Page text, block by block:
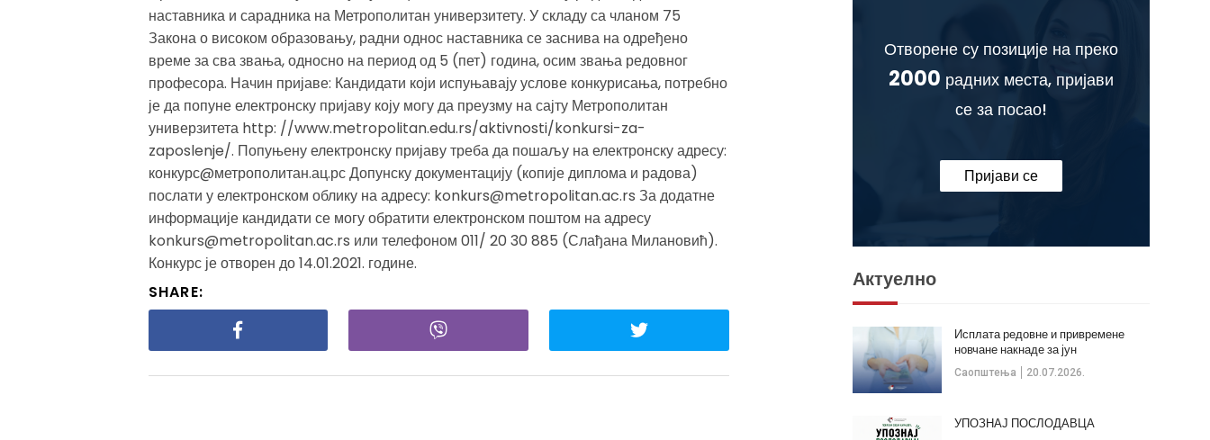
наставника и сарадника на Метрополитан универзитету. У складу са чланом 75
Закона о високом образовању, радни однос наставника се заснива на одређено
време за сва звања, односно на период од 5 (пет) година, осим звања редовног
професора. Начин пријаве: Кандидати који испуњавају услове конкурисања, потребно
је да попуне електронску пријаву коју могу да преузму на сајту Метрополитан
универзитета http: //www.metropolitan.edu.rs/aktivnosti/konkursi-za-
zaposlenje/. Попуњену електронску пријаву треба да пошаљу на електронску адресу:
конкурс@метрополитан.ац.рс Допунску документацију (копије диплома и радова)
послати у електронском облику на адресу: konkurs@metropolitan.ac.rs За додатне
информације кандидати се могу обратити електронском поштом на адресу
konkurs@metropolitan.ac.rs или телефоном 011/ 20 30 885 (Слађана Милановић).
Конкурс је отворен до 14.01.2021. године.
SHARE:
Отворене су позиције на преко
2000 радних места, пријави
се за посао!
Пријави се
Актуелно
Саопштења 20.07.2026.
Исплата редовне и привремене
новчане накнаде за јун
УПОЗНАЈ ПОСЛОДАВЦА